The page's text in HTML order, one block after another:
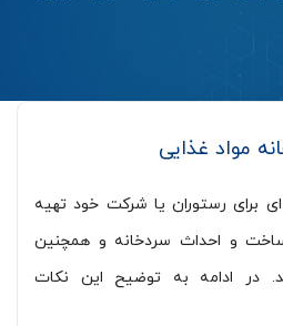
مواد غذایی
برای رستوران یا شرکت خود تهیه
ساخت و احداث سردخانه و همچنین
در ادامه به توضیح این نکات